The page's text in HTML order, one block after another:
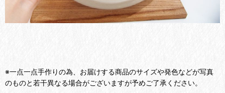
※一点一点手作りの為、お届けする商品のサイズや発色などが写真
のものと若干異なる場合がございますが予めご了承ください。